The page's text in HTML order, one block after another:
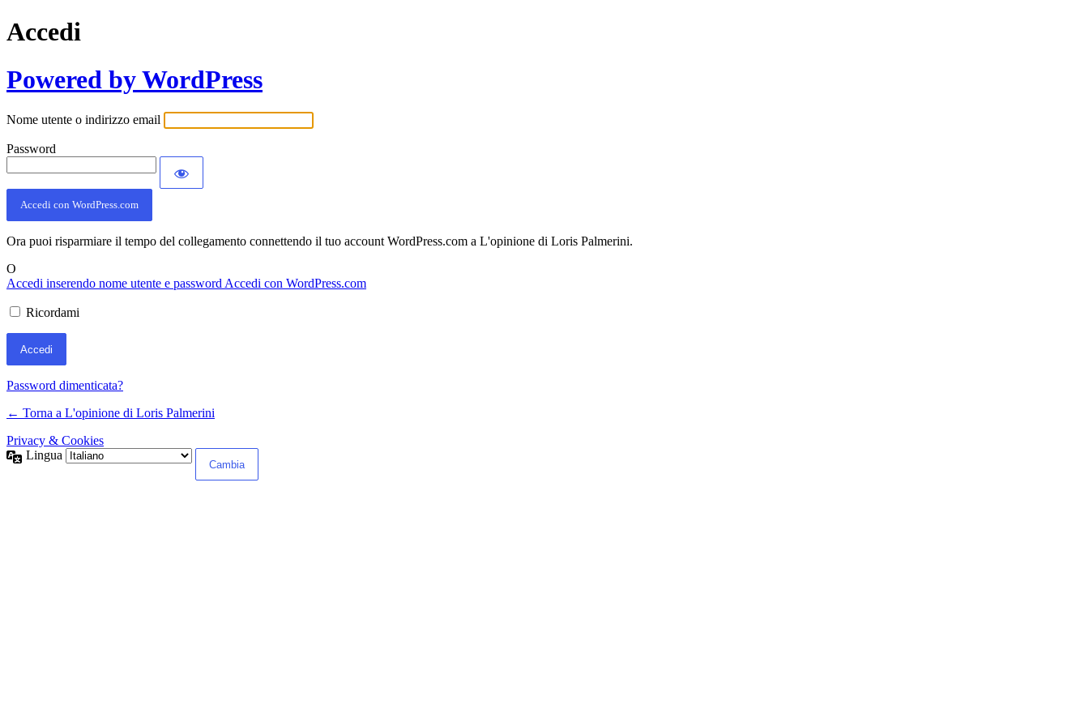
Accedi
Powered by WordPress
Nome utente o indirizzo email
Password
Accedi con WordPress.com
Ora puoi risparmiare il tempo del collegamento connettendo il tuo account WordPress.com a L'opinione di Loris Palmerini.
O
Accedi inserendo nome utente e password Accedi con WordPress.com
Ricordami
Password dimenticata?
← Torna a L'opinione di Loris Palmerini
Privacy & Cookies
Lingua